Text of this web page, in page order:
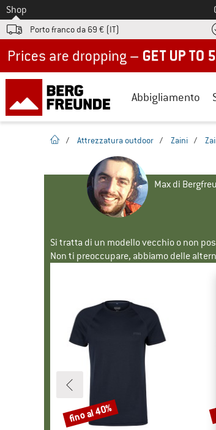
Allo
Shop
Porto franco da 69 € (IT)
Abbigliamento
pagina iniziale
/ Attrezzatura outdoor / Zaini /
Max di
Si tratta di un modello vecchio o non
Non ti preoccupare, abbiamo delle
Sconto
fino al 40%